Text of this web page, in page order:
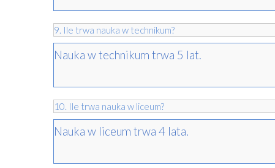
9. Ile trwa nauka w technikum?
Nauka w technikum trwa 5 lat.
10. Ile trwa nauka w liceum?
Nauka w liceum trwa 4 lata.